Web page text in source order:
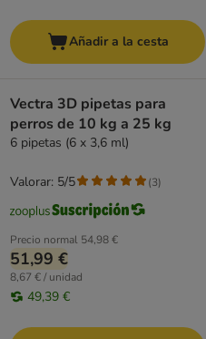
Añadir a la cesta
Vectra 3D pipetas para
perros de 10 kg a 25 kg
6 pipetas (6 x 3,6 ml)
Precio normal 54,98 €
51,99 €
8,67 € / unidad
49,39 €
Valorar: 5/5 (3)